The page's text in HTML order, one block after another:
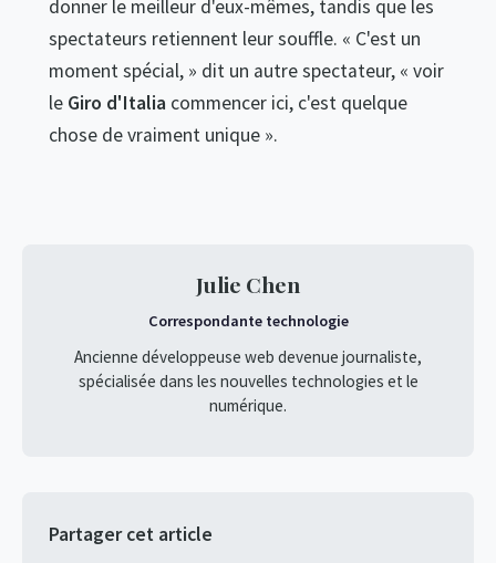
donner le meilleur d'eux-mêmes, tandis que les
spectateurs retiennent leur souffle. « C'est un
moment spécial, » dit un autre spectateur, « voir
le Giro d'Italia commencer ici, c'est quelque
chose de vraiment unique ».
Julie Chen
Correspondante technologie
Ancienne développeuse web devenue journaliste,
spécialisée dans les nouvelles technologies et le
numérique.
Partager cet article